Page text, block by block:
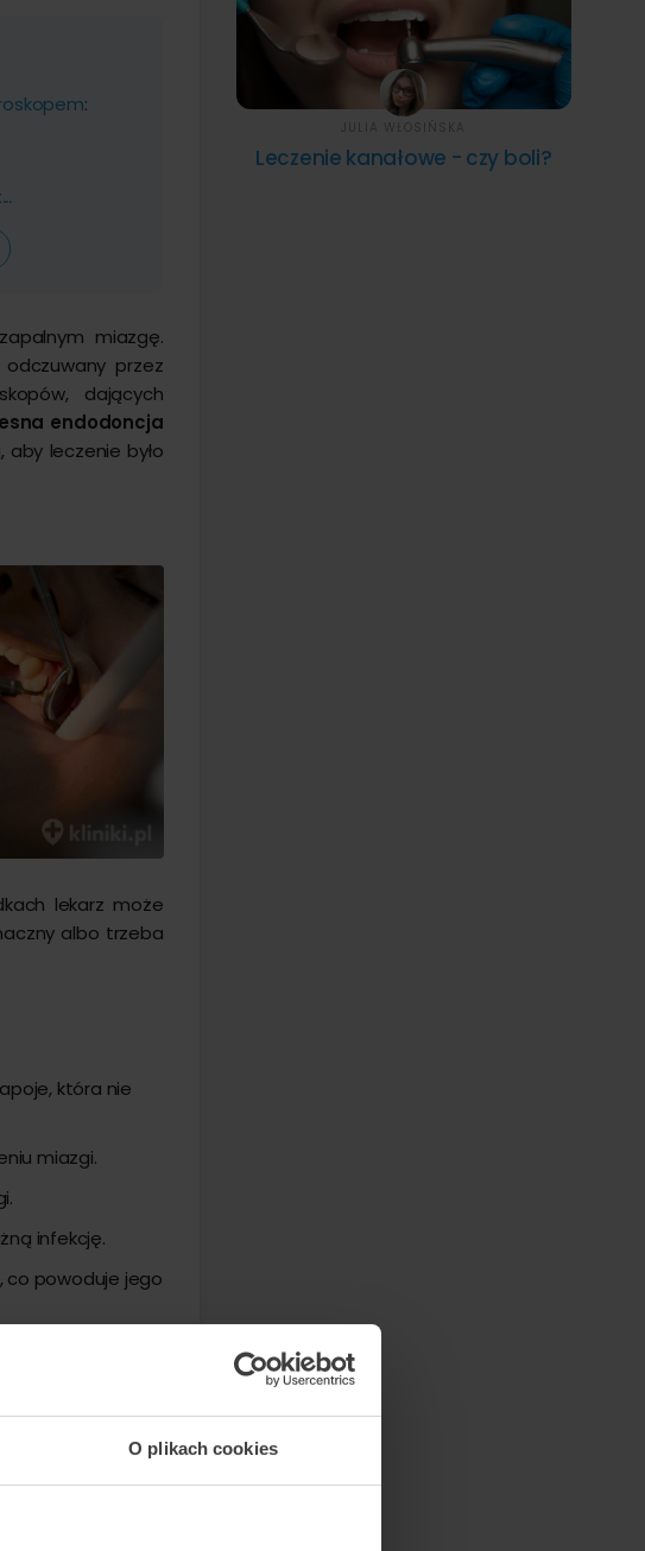
O plikach cookies
:
miazgę.
przez
dających
endodoncja
leczenie było
lekarz może
albo trzeba
która nie
miazgi.
infekcję.
co powoduje jego
miazgi i
uszkodzenia
Leczenie kanałowe - czy boli?